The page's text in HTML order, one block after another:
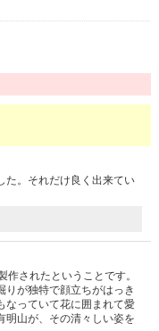
た。それだけ良く出来てい
されたということです。
りが独特で顔立ちがはっき
なっていて花に囲まれて愛
明山が、その清々しい姿を